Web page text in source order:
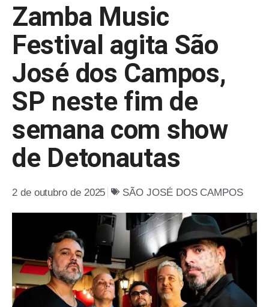
Zamba Music
Festival agita São
José dos Campos,
SP neste fim de
semana com show
de Detonautas
2 de outubro de 2025 SÃO JOSÉ DOS CAMPOS